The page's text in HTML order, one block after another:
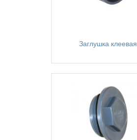
Заглушка клеевая